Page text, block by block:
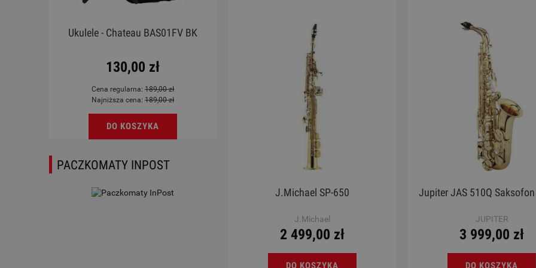
Ukulele - Chateau BAS01FV BK
130,00 zł
Cena regularna: 189,00 zł
Najniższa cena: 189,00 zł
DO KOSZYKA
Ukulele - Chateau BAS01EX LP
130,00 zł
Cena regularna:
Najniższa cena:
DO KOSZYKA
Ukulele - Chateau
299,00 zł
Cena regularna:
Najniższa cena:399,00 zł
DO KOSZYKA
PACZKOMATY INPOST
J.Michael SP-650
J.Michael
2 499,00 zł
DO KOSZYKA
Jupiter JAS 510Q
JUPITER
3 999,00 zł
DO KOSZYKA